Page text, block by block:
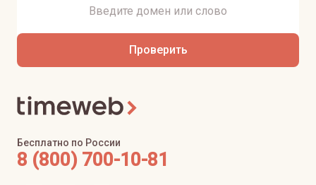
Проверить
Бесплатно по России
8 (800) 700-10-81